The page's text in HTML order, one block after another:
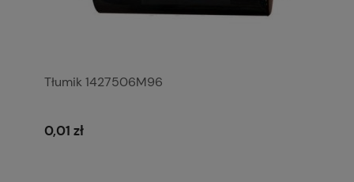
Tłumik 1427506M96
0,01 zł